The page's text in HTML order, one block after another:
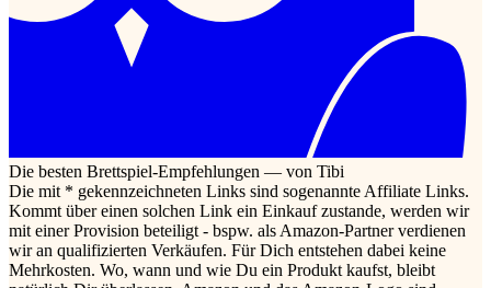
Die besten Brettspiel-Empfehlungen — von Tibi
Die mit * gekennzeichneten Links sind sogenannte Affiliate Links.
Kommt über einen solchen Link ein Einkauf zustande, werden wir
mit einer Provision beteiligt - bspw. als Amazon-Partner verdienen
wir an qualifizierten Verkäufen. Für Dich entstehen dabei keine
Mehrkosten. Wo, wann und wie Du ein Produkt kaufst, bleibt